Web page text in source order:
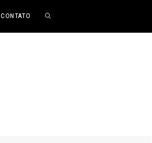
CONTATO